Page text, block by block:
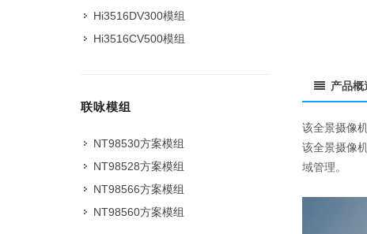
产品概
该全景摄像
该全景摄像
域管理。
Hi3516DV300模组
Hi3516CV500模组
联咏模组
NT98530方案模组
NT98528方案模组
NT98566方案模组
NT98560方案模组